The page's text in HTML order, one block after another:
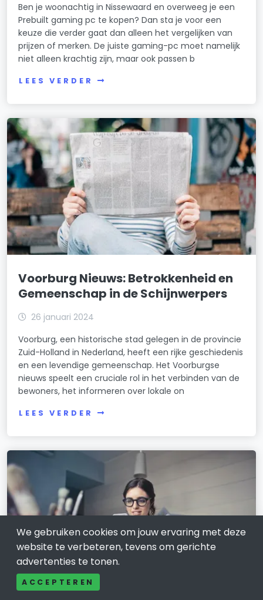
Ben je woonachtig in Nissewaard en overweeg je een
Prebuilt gaming pc te kopen? Dan sta je voor een
keuze die verder gaat dan alleen het vergelijken van
prijzen of merken. De juiste gaming-pc moet namelijk
niet alleen krachtig zijn, maar ook passen b
LEES VERDER
Voorburg Nieuws: Betrokkenheid en
Gemeenschap in de Schijnwerpers
26 januari 2024
Voorburg, een historische stad gelegen in de provincie
Zuid-Holland in Nederland, heeft een rijke geschiedenis
en een levendige gemeenschap. Het Voorburgse
nieuws speelt een cruciale rol in het verbinden van de
bewoners, het informeren over lokale on
LEES VERDER
We gebruiken cookies om jouw ervaring met deze
website te verbeteren, tevens om gerichte
advertenties te tonen.
ACCEPTEREN